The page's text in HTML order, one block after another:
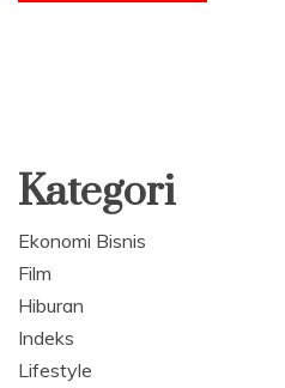
Kategori
Ekonomi Bisnis
Film
Hiburan
Indeks
Lifestyle